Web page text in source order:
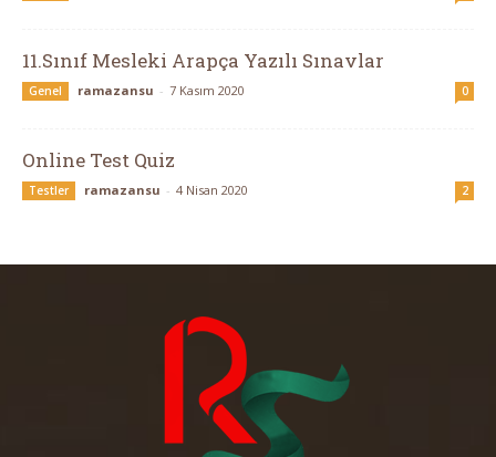
11.Sınıf Mesleki Arapça Yazılı Sınavlar
Genel ramazansu - 7 Kasım 2020 0
Online Test Quiz
Testler ramazansu - 4 Nisan 2020 2